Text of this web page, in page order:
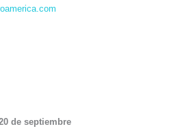
de septiembre